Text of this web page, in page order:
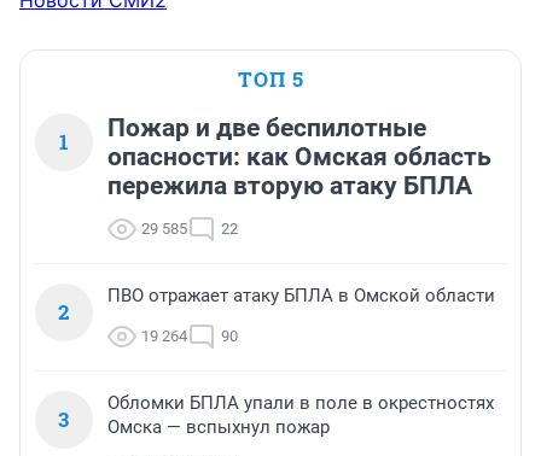
ТОП 5
1
Пожар и две беспилотные
опасности: как Омская область
пережила вторую атаку БПЛА
29 585 22
2
ПВО отражает атаку БПЛА в Омской области
19 264 90
3
Обломки БПЛА упали в поле в окрестностях
Омска — вспыхнул пожар